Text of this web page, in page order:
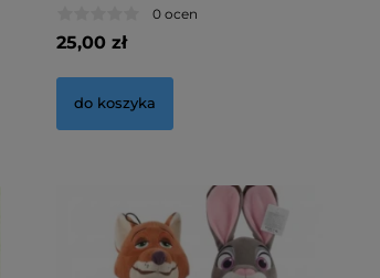
0 ocen
25,00 zł
do koszyka